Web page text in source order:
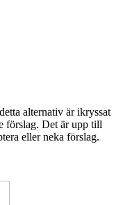
alternativ är ikryssat
förslag. Det är upp till
eller neka förslag.